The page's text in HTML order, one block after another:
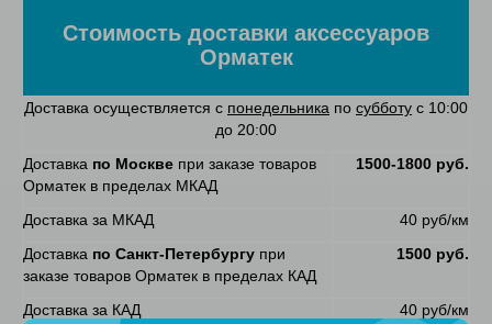
Стоимость доставки аксессуаров
Орматек
Доставка осуществляется с понедельника по субботу с 10:00
до 20:00
Доставка по Москве при заказе товаров
Орматек в пределах МКАД
1500-1800 руб.
Доставка за МКАД
40 руб/км
Доставка по Санкт-Петербургу при
заказе товаров Орматек в пределах КАД
1500 руб.
Доставка за КАД
40 руб/км